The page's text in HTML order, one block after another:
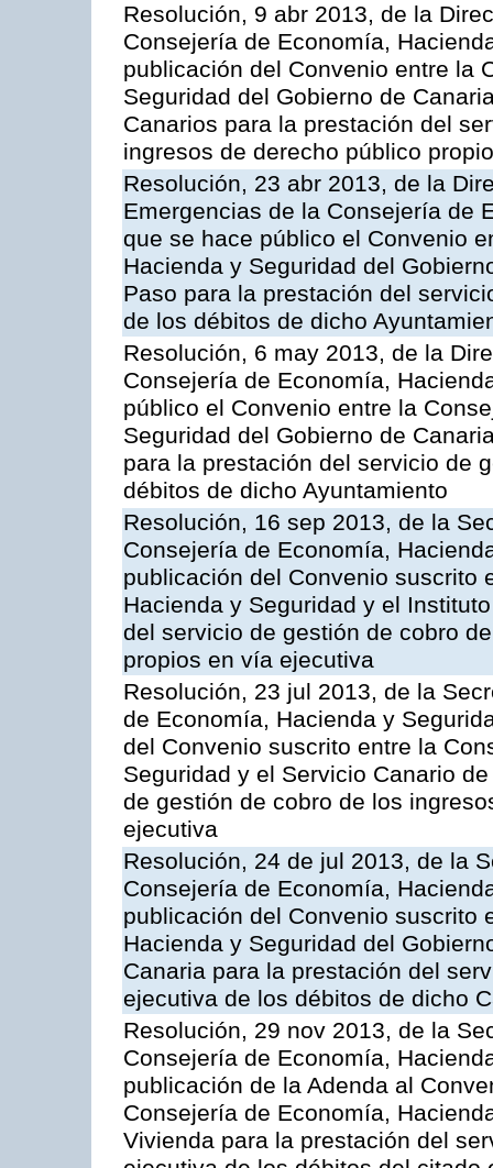
Resolución, 9 abr 2013, de la
Consejería de Economía,
publicación del Convenio entre la
Seguridad del Gobierno de
Canarios para la prestación del
ingresos de derecho público
Resolución, 23 abr 2013, de la
Emergencias de la Consejería de
que se hace público el Convenio
Hacienda y Seguridad del
Paso para la prestación del
de los débitos de dicho
Resolución, 6 may 2013, de la
Consejería de Economía,
público el Convenio entre la
Seguridad del Gobierno de
para la prestación del servicio de
débitos de dicho Ayuntamiento
Resolución, 16 sep 2013, de la
Consejería de Economía,
publicación del Convenio suscrito
Hacienda y Seguridad y el
del servicio de gestión de cobro
propios en vía ejecutiva
Resolución, 23 jul 2013, de la
de Economía, Hacienda y
del Convenio suscrito entre la
Seguridad y el Servicio Canario
de gestión de cobro de los
ejecutiva
Resolución, 24 de jul 2013, de la
Consejería de Economía,
publicación del Convenio suscrito
Hacienda y Seguridad del
Canaria para la prestación del
ejecutiva de los débitos de dicho
Resolución, 29 nov 2013, de la
Consejería de Economía,
publicación de la Adenda al
Consejería de Economía,
Vivienda para la prestación del